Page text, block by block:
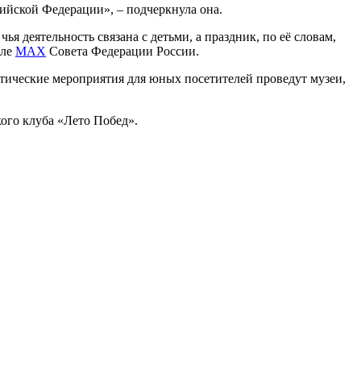
Федерации», – подчеркнула она.
связана с детьми, а праздник, по её словам,
MAX Совета Федерации России.
мероприятия для юных посетителей проведут музеи,
клуба «Лето Побед».